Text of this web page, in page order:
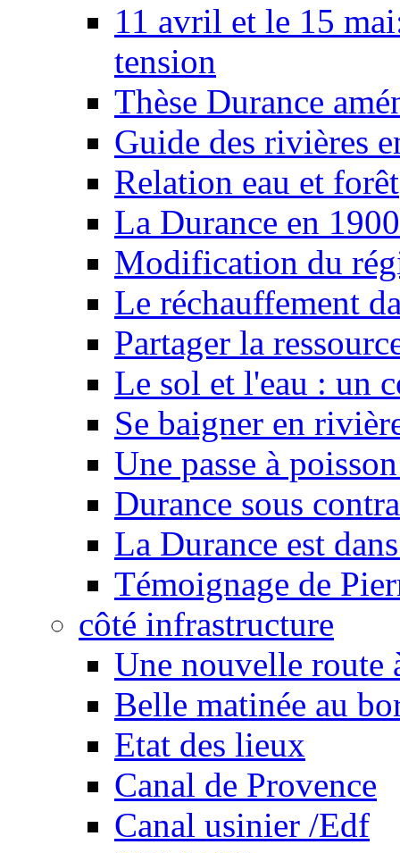
11 avril et le 15
tension
Thèse Durance
Guide des rivières
Relation eau et forêt
La Durance en 1900
Modification du
Le réchauffement
Partager la
Le sol et l'eau : un
Se baigner en
Une passe à
Durance sous
La Durance est
Témoignage de
côté infrastructure
Une nouvelle route
Belle matinée au
Etat des lieux
Canal de Provence
Canal usinier /Edf